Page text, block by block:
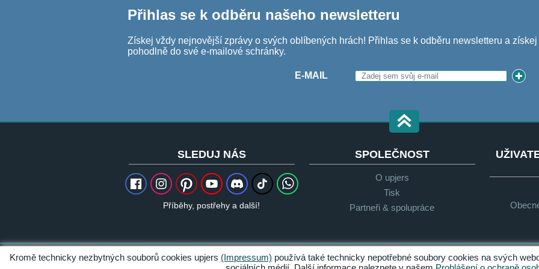
Přihlas se k odběru našeho newsletteru
Získej vždy nejnovější zprávy o svých oblíbených hrách! Přihlas se k odběru newsletteru a
pohodlně do své e-mailové schránky.
E-MAIL
SLEDUJ NÁS
Příběhy, postřehy a další!
SPOLEČNOST
O upjers
Tisk
Partneři & spolupráce
Impresum Ochrana osobních údajů Podmínky
Kromě technicky nezbytných souborů cookies upjers (Impressum) používá také technicky nepotřebné soubory cookies na svých